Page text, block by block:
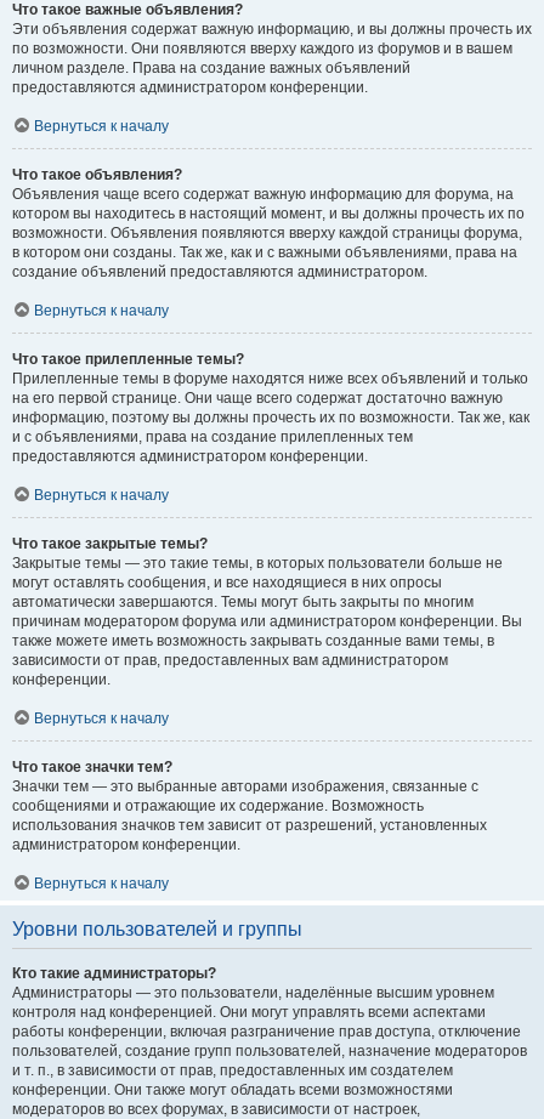
Что такое важные объявления?
Эти объявления содержат важную информацию, и вы должны прочесть их
по возможности. Они появляются вверху каждого из форумов и в вашем
личном разделе. Права на создание важных объявлений
предоставляются администратором конференции.
Вернуться к началу
Что такое объявления?
Объявления чаще всего содержат важную информацию для форума, на
котором вы находитесь в настоящий момент, и вы должны прочесть их по
возможности. Объявления появляются вверху каждой страницы форума,
в котором они созданы. Так же, как и с важными объявлениями, права на
создание объявлений предоставляются администратором.
Вернуться к началу
Что такое прилепленные темы?
Прилепленные темы в форуме находятся ниже всех объявлений и только
на его первой странице. Они чаще всего содержат достаточно важную
информацию, поэтому вы должны прочесть их по возможности. Так же, как
и с объявлениями, права на создание прилепленных тем
предоставляются администратором конференции.
Вернуться к началу
Что такое закрытые темы?
Закрытые темы — это такие темы, в которых пользователи больше не
могут оставлять сообщения, и все находящиеся в них опросы
автоматически завершаются. Темы могут быть закрыты по многим
причинам модератором форума или администратором конференции. Вы
также можете иметь возможность закрывать созданные вами темы, в
зависимости от прав, предоставленных вам администратором
конференции.
Вернуться к началу
Что такое значки тем?
Значки тем — это выбранные авторами изображения, связанные с
сообщениями и отражающие их содержание. Возможность
использования значков тем зависит от разрешений, установленных
администратором конференции.
Вернуться к началу
Уровни пользователей и группы
Кто такие администраторы?
Администраторы — это пользователи, наделённые высшим уровнем
контроля над конференцией. Они могут управлять всеми аспектами
работы конференции, включая разграничение прав доступа, отключение
пользователей, создание групп пользователей, назначение модераторов
и т. п., в зависимости от прав, предоставленных им создателем
конференции. Они также могут обладать всеми возможностями
модераторов во всех форумах, в зависимости от настроек,